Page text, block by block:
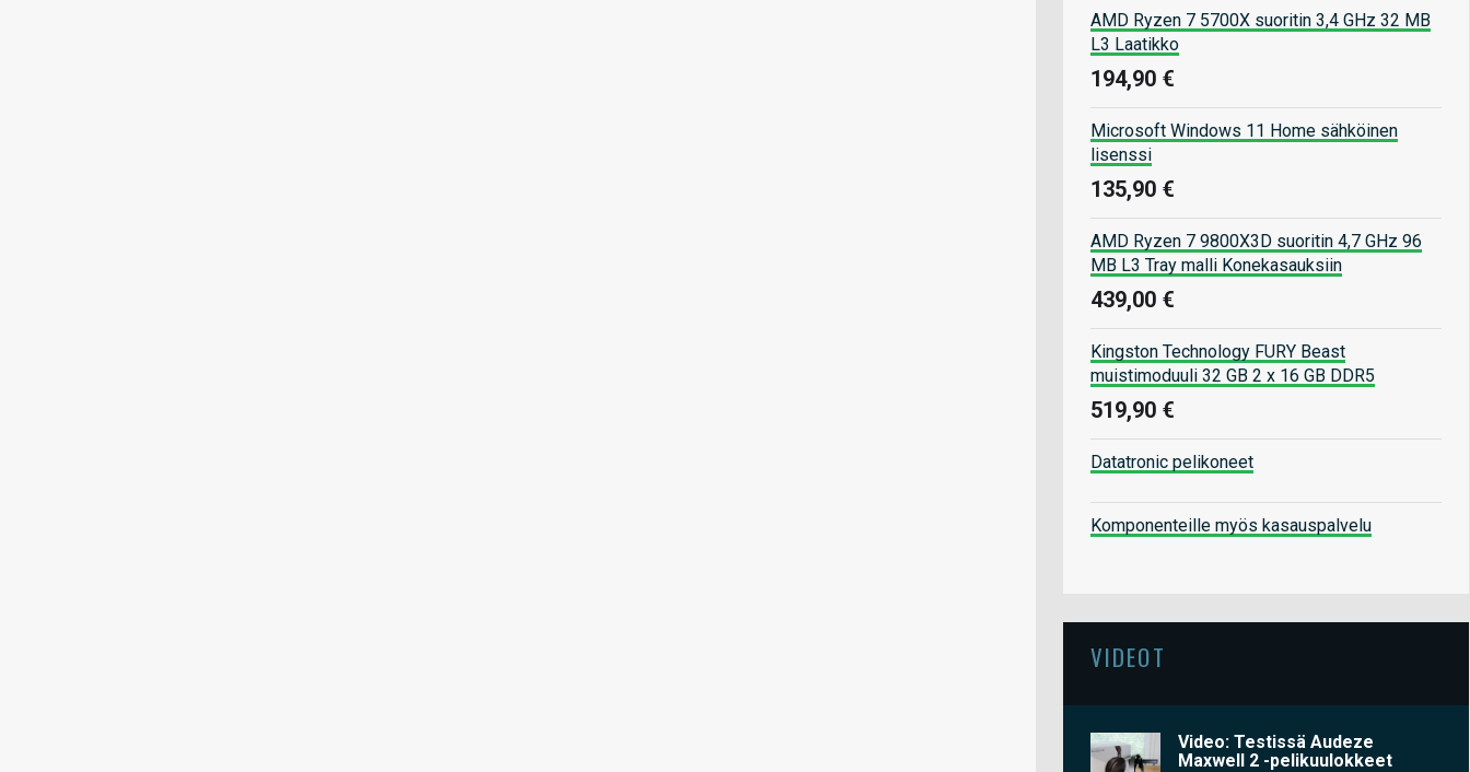
AMD Ryzen 7 5700X suoritin 3,4 GHz 32 MB
L3 Laatikko
194,90 €
Microsoft Windows 11 Home sähköinen
lisenssi
135,90 €
AMD Ryzen 7 9800X3D suoritin 4,7 GHz 96
MB L3 Tray malli Konekasauksiin
439,00 €
Kingston Technology FURY Beast
muistimoduuli 32 GB 2 x 16 GB DDR5
519,90 €
Datatronic pelikoneet
Komponenteille myös kasauspalvelu
VIDEOT
Video: Testissä Audeze
Maxwell 2 -pelikuulokkeet